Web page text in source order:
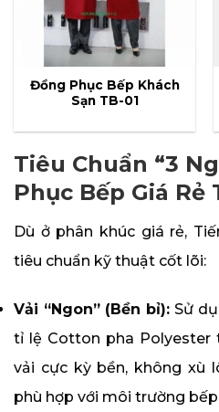
Đồng Phục Bếp Khách
Sạn TB-01
Tiêu Chuẩn “3
Phục Bếp Giá Rẻ
Dù ở phân khúc giá rẻ,
tiêu chuẩn kỹ thuật cốt lõi:
Vải “Ngon” (Bền bỉ): Sử
tỉ lệ Cotton pha Polyester
vải cực kỳ bền, không xù
phù hợp với môi trường